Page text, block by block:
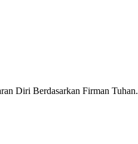
Diri Berdasarkan Firman Tuhan.